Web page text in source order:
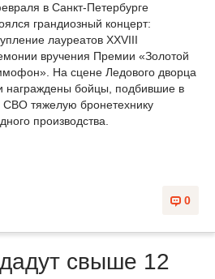
в Санкт-Петербурге
грандиозный концерт:
лауреатов XXVIII
вручения Премии «Золотой
На сцене Ледового дворца
награждены бойцы, подбившие в
СВО тяжелую бронетехнику
производства.
0
свыше 12